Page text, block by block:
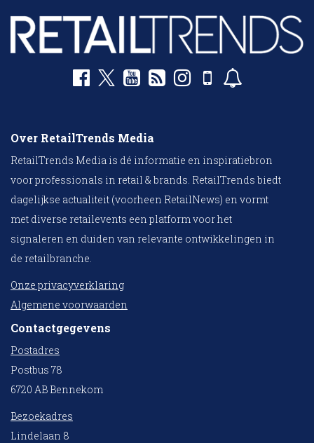
Over RetailTrends Media
RetailTrends Media is dé informatie en inspiratiebron
voor professionals in retail & brands. RetailTrends biedt
dagelijkse actualiteit (voorheen RetailNews) en vormt
met diverse retailevents een platform voor het
signaleren en duiden van relevante ontwikkelingen in
de retailbranche.
Onze privacyverklaring
Algemene voorwaarden
Contactgegevens
Postadres
Postbus 78
6720 AB Bennekom
Bezoekadres
Lindelaan 8